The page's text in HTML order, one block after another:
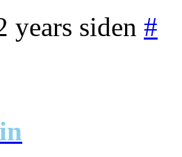
years siden #